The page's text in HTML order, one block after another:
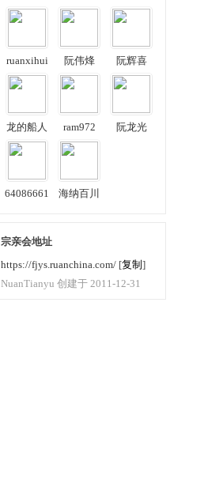
ruanxihui 阮伟烽 阮辉喜
龙的船人 ram972 阮龙光
64086661 海纳百川
宗亲会地址
https://fjys.ruanchina.com/ [复制 ]
NuanTianyu 创建于 2011-12-31